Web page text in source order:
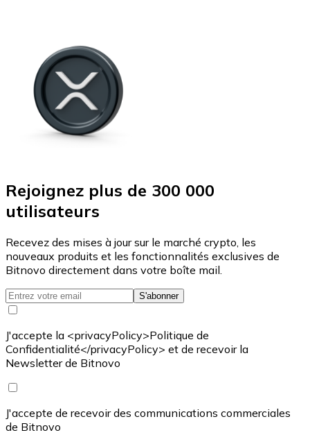
Rejoignez plus de 300 000
utilisateurs
Recevez des mises à jour sur le marché crypto, les
nouveaux produits et les fonctionnalités exclusives de
Bitnovo directement dans votre boîte mail.
S'abonner
J'accepte la <privacyPolicy>Politique de
Confidentialité</privacyPolicy> et de recevoir la
Newsletter de Bitnovo
J'accepte de recevoir des communications commerciales
de Bitnovo